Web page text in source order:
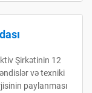
Şirkətinin 12
və texniki
paylanması